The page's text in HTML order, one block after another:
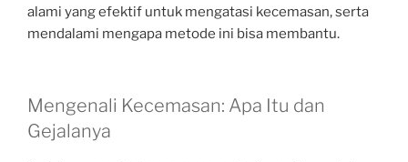
alami yang efektif untuk mengatasi kecemasan, serta
mendalami mengapa metode ini bisa membantu.
Mengenali Kecemasan: Apa Itu dan
Gejalanya